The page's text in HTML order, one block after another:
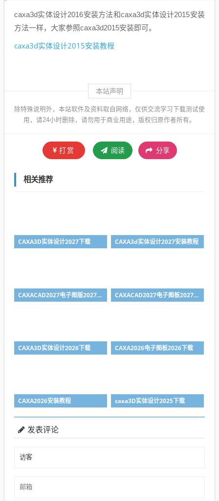
caxa3d实体设计2016安装方法和caxa3d实体设计2015安装
方法一样，大家参照caxa3d2015安装即可。
caxa3d实体设计2015安装教程
本站声明
除特殊说明外，本站软件及资料取自网络，仅供交流学习下载测试使
用，请24小时删除，请勿用于商业用途，版权归原作者所有。
打赏 阅读 分享
相关推荐
CAXA3D实体设计2027下载 CAXA3d实体设计2027安装教程
CAXACAD2027电子图版2027下载 CAXACAD2027电子图板2027安装教程（附下载地址）
CAXA3D实体设计2026下载 CAXA2026电子图板2026下载
CAXA2026安装教程 caxa3D实体设计2025下载
发表评论